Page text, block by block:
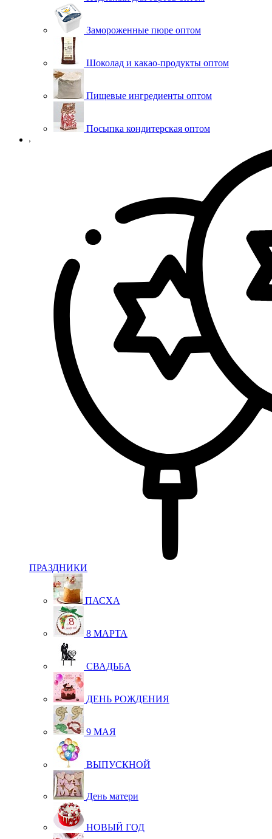
Замороженные пюре оптом
Шоколад и какао-продукты оптом
Пищевые ингредиенты оптом
Посыпка кондитерская оптом
ПРАЗДНИКИ
ПАСХА
8 МАРТА
СВАДЬБА
ДЕНЬ РОЖДЕНИЯ
9 МАЯ
ВЫПУСКНОЙ
День матери
НОВЫЙ ГОД